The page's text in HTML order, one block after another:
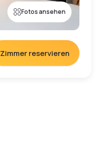
Fotos ansehen
Zimmer reservieren